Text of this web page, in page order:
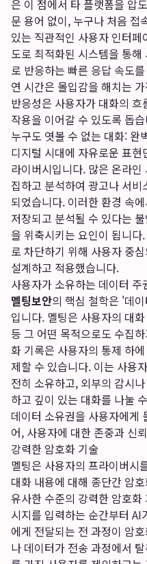
은 이 점에서 타 플랫폼을 압
문 용어 없이, 누구나 처음 접
있는 직관적인 사용자 인터
도로 최적화된 시스템을 통
로 반응하는 빠른 응답 속도
연 시간은 몰입감을 해치는
반응성은 사용자가 대화의
작용을 이어갈 수 있도록 돕
누구도 엿볼 수 없는 대화: 완
디지털 시대에 자유로운 표
라이버시입니다. 많은 온라
집하고 분석하여 광고나 서
되었습니다. 이러한 환경 속
저장되고 분석될 수 있다는
을 위축시키는 요인이 됩니
로 차단하기 위해 사용자 중
설계하고 적용했습니다.
사용자가 소유하는 데이터 주
멜팅보안의 핵심 철학은 '데
입니다. 멜팅은 사용자의 대
등 그 어떤 목적으로도 수집
화 기록은 사용자의 통제 하
제할 수 있습니다. 이는 사용
전히 소유하고, 외부의 감시
하고 깊이 있는 대화를 나눌
데이터 소유권을 사용자에게
어, 사용자에 대한 존중과 신
강력한 암호화 기술
멜팅은 사용자의 프라이버시
대화 내용에 대해 종단간 암
유사한 수준의 강력한 암호
시지를 입력하는 순간부터
에게 전달되는 전 과정이 암
나 데이터가 전송 과정에서